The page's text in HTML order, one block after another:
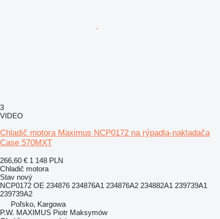
3
VIDEO
Chladič motora Maximus NCP0172 na rýpadla-nakladača
Case 570MXT
266,60 € 1 148 PLN
Chladič motora
Stav nový
NCP0172 OE 234876 234876A1 234876A2 234882A1 239739A1
239739A2
Poľsko, Kargowa
P.W. MAXIMUS Piotr Maksymów